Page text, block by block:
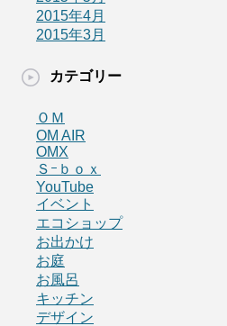
2015年4月
2015年3月
カテゴリー
ＯＭ
OM AIR
OMX
Ｓｰｂｏｘ
YouTube
イベント
エコショップ
お出かけ
お庭
お風呂
キッチン
デザイン